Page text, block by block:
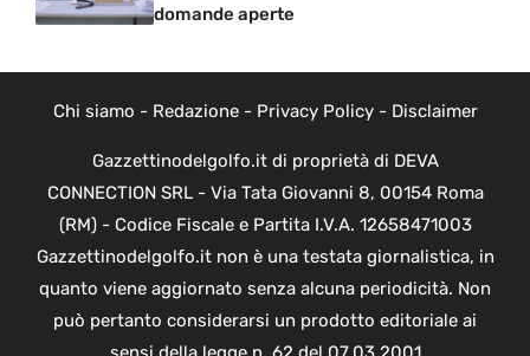
domande aperte
Chi siamo - Redazione- Privacy Policy- Disclaimer
Gazzettinodelgolfo.it di proprietà di DEVA
CONNECTION SRL - Via Tata Giovanni 8, 00154 Roma
(RM) - Codice Fiscale e Partita I.V.A. 12658471003
Gazzettinodelgolfo.it non è una testata giornalistica, in
quanto viene aggiornato senza alcuna periodicità. Non
può pertanto considerarsi un prodotto editoriale ai